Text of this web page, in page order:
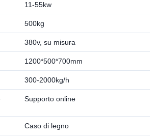
11-55kw
500kg
380v, su misura
1200*500*700mm
300-2000kg/h
Supporto online
Caso di legno